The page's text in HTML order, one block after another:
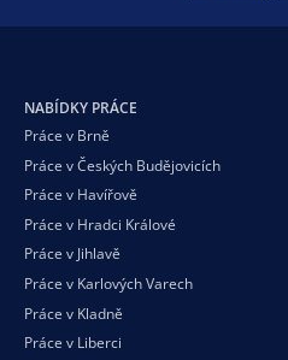
NABÍDKY PRÁCE
Práce v Brně
Práce v Českých Budějovicích
Práce v Havířově
Práce v Hradci Králové
Práce v Jihlavě
Práce v Karlových Varech
Práce v Kladně
Práce v Liberci